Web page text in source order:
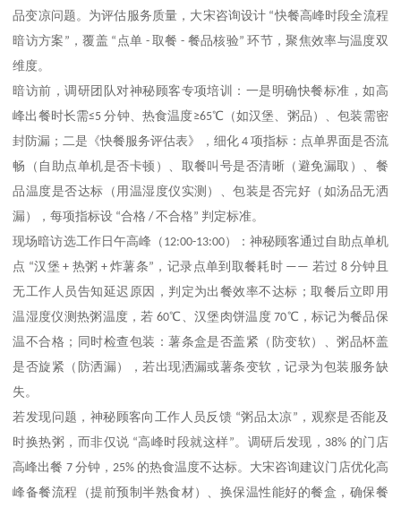
品变凉问题。为评估服务质量，大宋咨询设计 “快餐高峰时段全流程
暗访方案 ” ，覆盖 “ 点单 -取餐- 餐品核验”环节，聚焦效率与温度双
维度。
暗访前，调研团队对神秘顾客专项培训：一是明确快餐标准，如高
峰出餐时长需≤5分钟、热食温度≥65℃ （如汉堡、粥品）、包装需密
封防漏；二是《快餐服务评估表》，细化 4 项指标：点单界面是否流
畅（自助点单机是否卡顿）、取餐叫号是否清晰（避免漏取）、餐
品温度是否达标（用温湿度仪实测）、包装是否完好（如汤品无洒
漏），每项指标设 “合格/不合格” 判定标准。
现场暗访选工作日午高峰（ 12:00-13:00）：神秘顾客通过自助点单机
点 “汉堡+ 热粥 +炸薯条” ，记录点单到取餐耗时 —— 若过 8 分钟且
无工作人员告知延迟原因，判定为出餐效率不达标；取餐后立即用
温湿度仪测热粥温度，若60℃ 、汉堡肉饼温度70℃ ，标记为餐品保
温不合格；同时检查包装：薯条盒是否盖紧（防变软）、粥品杯盖
是否旋紧（防洒漏），若出现洒漏或薯条变软，记录为包装服务缺
失。
若发现问题，神秘顾客向工作人员反馈 “粥品太凉” ，观察是否能及
时换热粥，而非仅说 “高峰时段就这样”。调研后发现， 38% 的门店
高峰出餐 7 分钟， 25% 的热食温度不达标。大宋咨询建议门店优化高
峰备餐流程（提前预制半熟食材）、换保温性能好的餐盒，确保餐